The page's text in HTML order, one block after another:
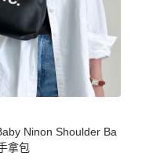
Ninon Shoulder Ba
拿包